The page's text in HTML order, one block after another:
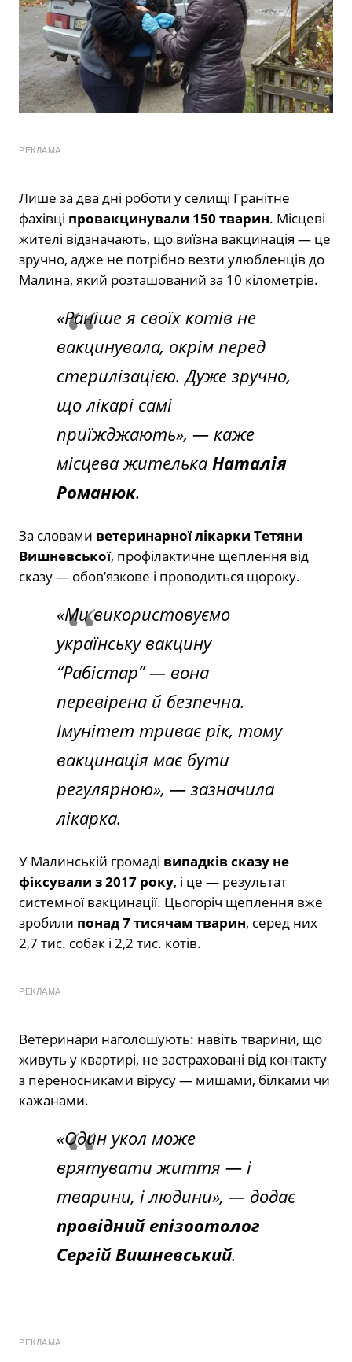
РЕКЛАМА
Лише за два дні роботи у селищі Гранітне
фахівці провакцинували 150 тварин. Місцеві
жителі відзначають, що виїзна вакцинація — це
зручно, адже не потрібно везти улюбленців до
Малина, який розташований за 10 кілометрів.
«Раніше я своїх котів не
вакцинувала, окрім перед
стерилізацією. Дуже зручно,
що лікарі самі
приїжджають», — каже
місцева жителька Наталія
Романюк.
За словами ветеринарної лікарки Тетяни
Вишневської, профілактичне щеплення від
сказу — обов’язкове і проводиться щороку.
«Ми використовуємо
українську вакцину
“Рабістар” — вона
перевірена й безпечна.
Імунітет триває рік, тому
вакцинація має бути
регулярною», — зазначила
лікарка.
У Малинській громаді випадків сказу не
фіксували з 2017 року, і це — результат
системної вакцинації. Цьогоріч щеплення вже
зробили понад 7 тисячам тварин, серед них
2,7 тис. собак і 2,2 тис. котів.
РЕКЛАМА
Ветеринари наголошують: навіть тварини, що
живуть у квартирі, не застраховані від контакту
з переносниками вірусу — мишами, білками чи
кажанами.
«Один укол може
врятувати життя — і
тварини, і людини», — додає
провідний епізоотолог
Сергій Вишневський.
РЕКЛАМА